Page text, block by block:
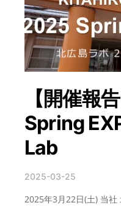
【開催報
Spring
Lab
2025-03-25
2025年3月22日(土) 当社